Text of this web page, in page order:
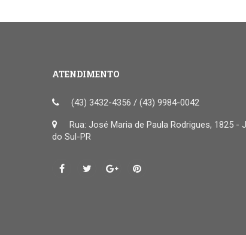
ATENDIMENTO
(43) 3432-4356 / (43) 9984-0042
Rua: José Maria de Paula Rodrigues, 1825 -
do Sul-PR